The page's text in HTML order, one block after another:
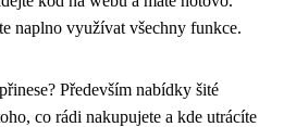
naplno využívat všechny funkce.
Především nabídky šité
co rádi nakupujete a kde utrácíte